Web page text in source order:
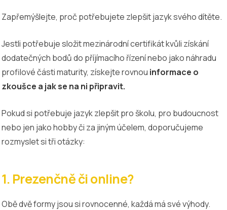
Zapřemýšlejte, proč potřebujete zlepšit jazyk svého dítěte.
Jestli potřebuje složit mezinárodní certifikát kvůli získání
dodatečných bodů do příjímacího řízení nebo jako náhradu
profilové části maturity, získejte rovnou informace o
zkoušce a jak se na ni připravit.
Pokud si potřebuje jazyk zlepšit pro školu, pro budoucnost
nebo jen jako hobby či za jiným účelem, doporučujeme
rozmyslet si tři otázky:
1. Prezenčně či online?
Obě dvě formy jsou si rovnocenné, každá má své výhody.